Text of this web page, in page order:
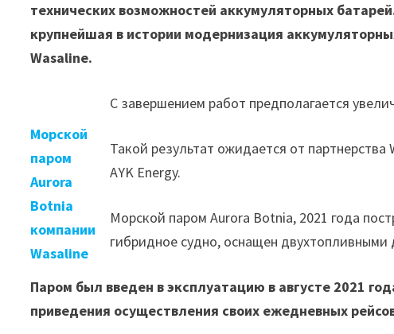
технических возможностей аккумуляторных
крупнейшая в истории модернизация
Wasaline.
Морской
паром
Aurora
Botnia
компании
Wasaline
С завершением работ предполагается
Такой результат ожидается от
AYK Energy.
Морской паром Aurora Botnia, 2021 года
гибридное судно, оснащен двухтопливными
Паром был введен в эксплуатацию в августе 2021
приведения осуществления своих ежедневных